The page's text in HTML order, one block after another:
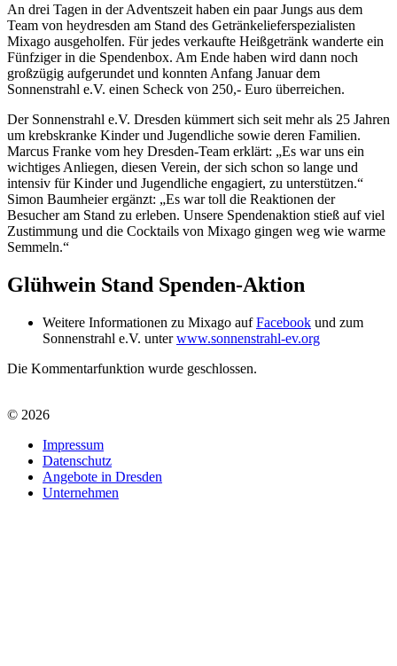
An drei Tagen in der Adventszeit haben ein paar Jungs aus dem
Team von heydresden am Stand des Getränkelieferspezialisten
Mixago ausgeholfen. Für jedes verkaufte Heißgetränk wanderte ein
Fünfziger in die Spendenbox. Am Ende haben wird dann noch
großzügig aufgerundet und konnten Anfang Januar dem
Sonnenstrahl e.V. einen Scheck von 250,- Euro überreichen.
Der Sonnenstrahl e.V. Dresden kümmert sich seit mehr als 25 Jahren
um krebskranke Kinder und Jugendliche sowie deren Familien.
Marcus Franke vom hey Dresden-Team erklärt: „Es war uns ein
wichtiges Anliegen, diesen Verein, der sich schon so lange und
intensiv für Kinder und Jugendliche engagiert, zu unterstützen.“
Simon Baumheier ergänzt: „Es war toll die Reaktionen der
Besucher am Stand zu erleben. Unsere Spendenaktion stieß auf viel
Zustimmung und die Cocktails von Mixago gingen weg wie warme
Semmeln.“
Glühwein Stand Spenden-Aktion
Weitere Informationen zu Mixago aufFacebook und zum
Sonnenstrahl e.V. unterwww.sonnenstrahl-ev.org
Die Kommentarfunktion wurde geschlossen.
© 2026
Impressum
Datenschutz
Angebote in Dresden
Unternehmen